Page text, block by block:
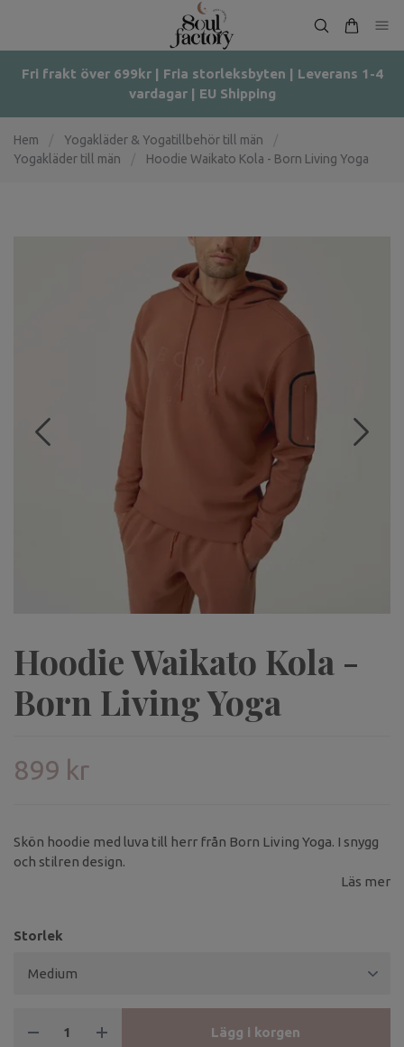
Fri frakt över 699kr | Fria storleksbyten | Leverans 1-4
vardagar | EU Shipping
Hem Yogakläder & Yogatillbehör till män
Yogakläder till män
Hoodie Waikato Kola - Born Living Yoga
Hoodie Waikato Kola -
Born Living Yoga
899 kr
Skön hoodie med luva till herr från Born Living Yoga. I snygg
och stilren design.
Läs mer
Storlek
Lägg i korgen